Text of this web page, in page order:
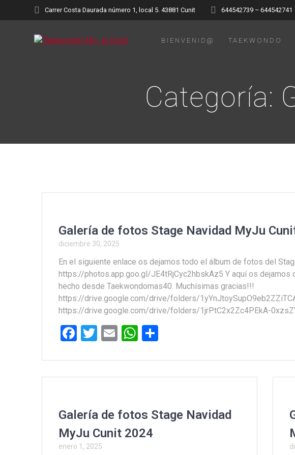
Carrer Costa Daurada número 1, local 5. 43881 Cunit 644542739 – 644542741
BIENVENID@ TAEKWONDO
Categoría:
Galería de fotos Stage Navidad MyJu
diciembre 30, 2025
En el siguiente enlace os dejamos todo el álbum de fotos del
https://photos.app.goo.gl/JE4tRjCyc2hbskAz5 Y aquí os
hecho desde Taekwondomas40. Muchísimas gracias!!!
https://drive.google.com/drive/folders/
https://drive.google.com/drive/folders/1jrPtC2x2Zc4PEkA-
F
ce
b
o
k
T
tt
er
E
ail
W
at
s
p
p
m
p
tir
Galería de fotos Stage Navidad
MyJu Cunit 2024
enero 1, 2025